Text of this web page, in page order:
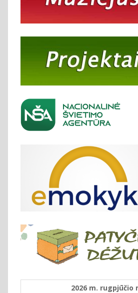
2026 m. rugpjūčio